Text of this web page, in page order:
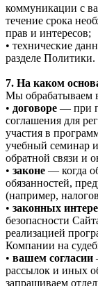
коммуникации с
течение срока
прав и интересов;
• технические
разделе Политики.
7. На каком
Мы обрабатываем
• договоре — при
соглашения для
участия в
учебный семинар
обратной связи и
• законе — когда
обязанностей,
(например,
• законных
безопасности
реализацией
Компании на
• вашем согласии
рассылок и иных
запрашиваем